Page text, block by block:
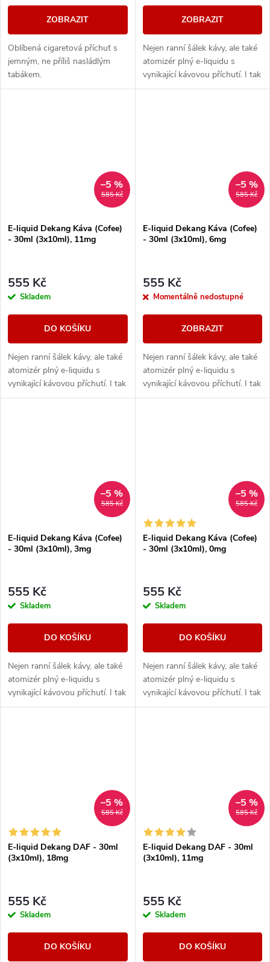
ZOBRAZIT
Oblíbená cigaretová příchuť s
jemným, ne příliš nasládlým
tabákem.
ZOBRAZIT
Nejen ranní šálek kávy, ale také
atomizér plný e-liquidu s
vynikající kávovou příchutí. I tak
si můžete užít svou oblíbenou
585 Kč
–5 %
E-liquid Dekang Káva (Cofee)
- 30ml (3x10ml), 11mg
555 Kč
Skladem
DO KOŠÍKU
Nejen ranní šálek kávy, ale také
atomizér plný e-liquidu s
vynikající kávovou příchutí. I tak
si můžete užít svou oblíbenou
585 Kč
–5 %
E-liquid Dekang Káva (Cofee)
- 30ml (3x10ml), 6mg
555 Kč
Momentálně nedostupné
ZOBRAZIT
Nejen ranní šálek kávy, ale také
atomizér plný e-liquidu s
vynikající kávovou příchutí. I tak
si můžete užít svou oblíbenou
585 Kč
–5 %
E-liquid Dekang Káva (Cofee)
- 30ml (3x10ml), 3mg
555 Kč
Skladem
DO KOŠÍKU
Nejen ranní šálek kávy, ale také
atomizér plný e-liquidu s
vynikající kávovou příchutí. I tak
si můžete užít svou oblíbenou
585 Kč
–5 %
E-liquid Dekang Káva (Cofee)
- 30ml (3x10ml), 0mg
555 Kč
Skladem
DO KOŠÍKU
Nejen ranní šálek kávy, ale také
atomizér plný e-liquidu s
vynikající kávovou příchutí. I tak
si můžete užít svou oblíbenou
585 Kč
–5 %
E-liquid Dekang DAF - 30ml
(3x10ml), 18mg
555 Kč
Skladem
DO KOŠÍKU
585 Kč
–5 %
E-liquid Dekang DAF - 30ml
(3x10ml), 11mg
555 Kč
Skladem
DO KOŠÍKU